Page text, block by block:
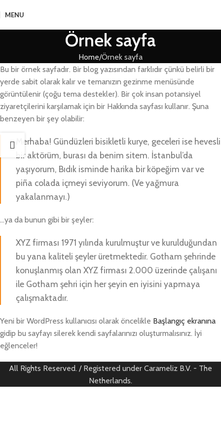
MENU
Örnek sayfa
Home Örnek sayfa
Bu bir örnek sayfadır. Bir blog yazısından farklıdır çünkü belirli bir
yerde sabit olarak kalır ve temanızın gezinme menüsünde
görüntülenir (çoğu tema destekler). Bir çok insan potansiyel
ziyaretçilerini karşılamak için bir Hakkında sayfası kullanır. Şuna
benzeyen bir şey olabilir:
Merhaba! Gündüzleri bisikletli kurye, geceleri ise hevesli
bir aktörüm, burası da benim sitem. İstanbul’da
yaşıyorum, Bıdık isminde harika bir köpeğim var ve
piña colada içmeyi seviyorum. (Ve yağmura
yakalanmayı.)
…ya da bunun gibi bir şeyler:
XYZ firması 1971 yılında kurulmuştur ve kurulduğundan
bu yana kaliteli şeyler üretmektedir. Gotham şehrinde
konuşlanmış olan XYZ firması 2.000 üzerinde çalışanı
ile Gotham şehri için her şeyin en iyisini yapmaya
çalışmaktadır.
Yeni bir WordPress kullanıcısı olarak öncelikle Başlangıç ekranına
gidip bu sayfayı silerek kendi sayfalarınızı oluşturmalısınız. İyi
eğlenceler!
All Rights Reserved. / Registered under Carameliz B.V. - The
Netherlands.